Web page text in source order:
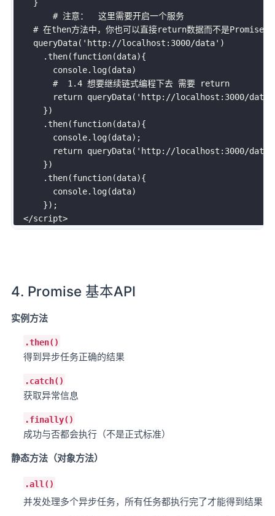
}
    # 在then方法中，你也可以直接
return数据而不是Promise
queryData( 'http://localhost:3000/data' )
. then(function(data){
        console
. log(data)
        #
1.4 想要继续链式编程下去 需要
return
return queryData( 'http://localhost:3000/
})
. then(function(data){
        console
. log(data) ;
return queryData( 'http://localhost:3000/
})
. then(function(data){
        console
. log(data)
}) ;
</script>
4. Promise 基本API
实例方法
.then()
得到异步任务正确的结果
.catch()
获取异常信息
.finally()
成功与否都会执行（不是正式标准）
静态方法（对象方法）
.all()
并发处理多个异步任务，所有任务都执行完了才能得到结果